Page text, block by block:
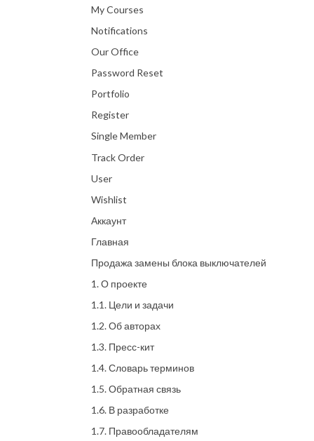
My Courses
Notifications
Our Office
Password Reset
Portfolio
Register
Single Member
Track Order
User
Wishlist
Аккаунт
Главная
Продажа замены блока выключателей
1. О проекте
1.1. Цели и задачи
1.2. Об авторах
1.3. Пресс-кит
1.4. Словарь терминов
1.5. Обратная связь
1.6. В разработке
1.7. Правообладателям